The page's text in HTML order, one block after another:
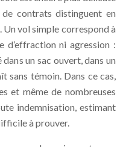
contrats distinguent en
. Un vol simple correspond à
d’effraction ni agression :
un sac ouvert, dans un
sans témoin. Dans ce cas,
et même de nombreuses
indemnisation, estimant
à prouver.